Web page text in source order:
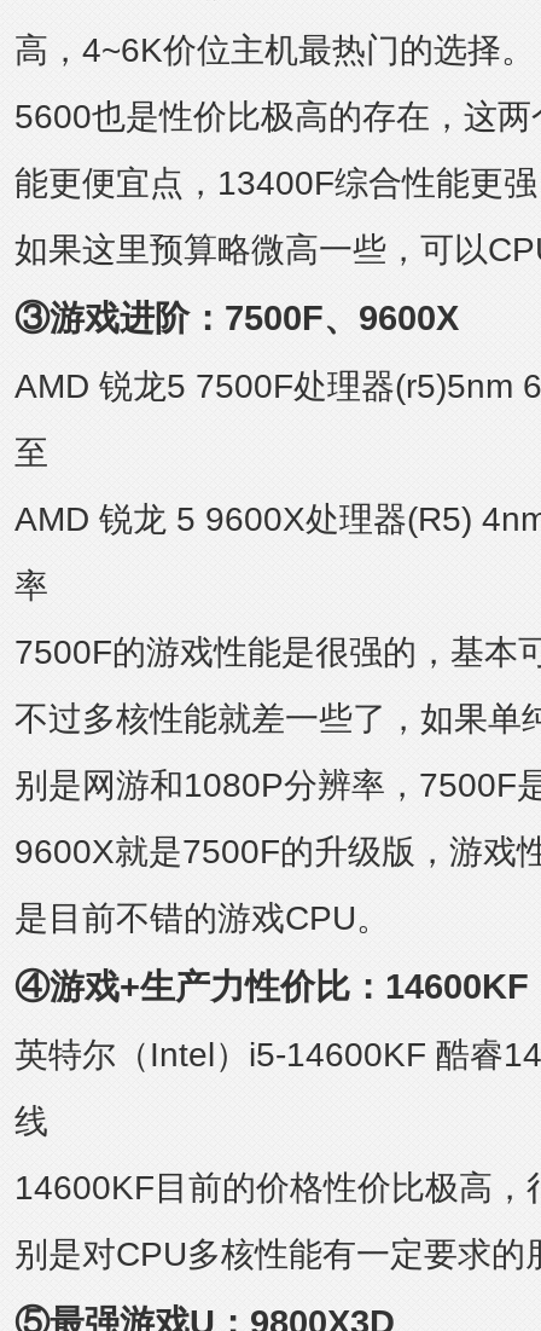
高，4~6K价位主机最热门的选择。
5600也是性价比极高的存在，这
能更便宜点，13400F综合性能更强
如果这里预算略微高一些，可以
③游戏进阶：7500F、9600X
AMD 锐龙5 7500F处理器(r5)5nm
至
AMD 锐龙 5 9600X处理器(R5)
率
7500F的游戏性能是很强的，基本
不过多核性能就差一些了，如果单
别是网游和1080P分辨率，7500F
9600X就是7500F的升级版，游戏
是目前不错的游戏CPU。
④游戏+生产力性价比：14600KF
英特尔（Intel）i5-14600KF 酷睿
线
14600KF目前的价格性价比极高，
别是对CPU多核性能有一定要求的
⑤最强游戏U：9800X3D